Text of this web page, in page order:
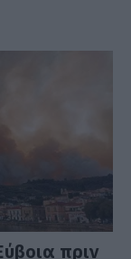
πριν